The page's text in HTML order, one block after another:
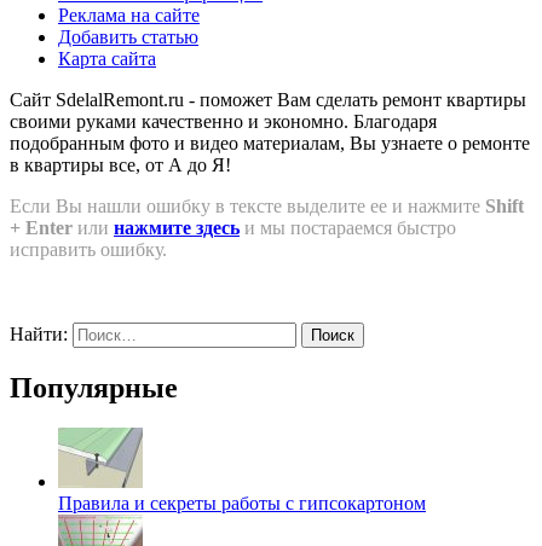
Реклама на сайте
Добавить статью
Карта сайта
Сайт SdelalRemont.ru - поможет Вам сделать ремонт квартиры
своими руками качественно и экономно. Благодаря
подобранным фото и видео материалам, Вы узнаете о ремонте
в квартиры все, от А до Я!
Если Вы нашли ошибку в тексте выделите ее и нажмите Shift
+ Enter или нажмите здесь и мы постараемся быстро
исправить ошибку.
Найти:
Популярные
Правила и секреты работы с гипсокартоном